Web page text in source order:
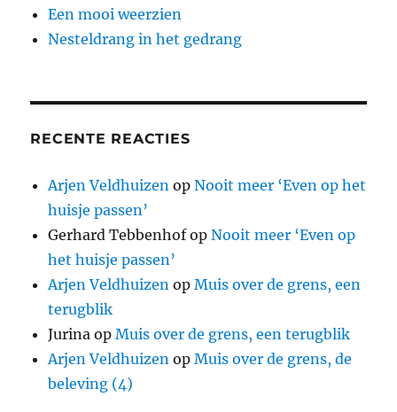
Een mooi weerzien
Nesteldrang in het gedrang
RECENTE REACTIES
Arjen Veldhuizen opNooit meer ‘Even op het
huisje passen’
Gerhard TebbenhofopNooit meer ‘Even op
het huisje passen’
Arjen Veldhuizen opMuis over de grens, een
terugblik
Jurina opMuis over de grens, een terugblik
Arjen Veldhuizen opMuis over de grens, de
beleving (4)